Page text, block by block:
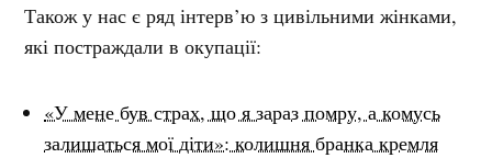
Також у нас є ряд інтерв’ю з цивільними жінками,
які постраждали в окупації:
«У мене був страх, що я зараз помру, а комусь
залишаться мої діти»: колишня бранка кремля